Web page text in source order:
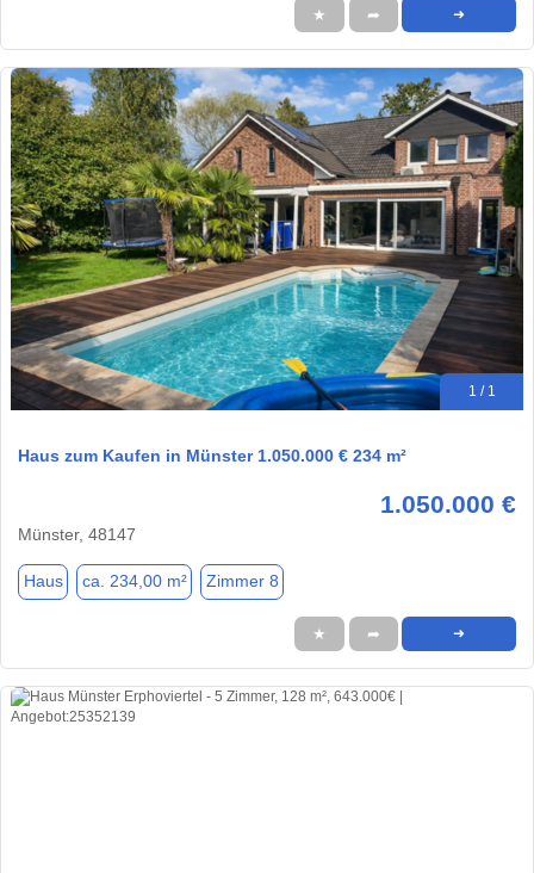
★ ➦ ➜
1 / 1
Haus zum Kaufen in Münster 1.050.000 € 234 m²
1.050.000 €
Münster, 48147
Haus ca. 234,00 m² Zimmer 8
★ ➦ ➜